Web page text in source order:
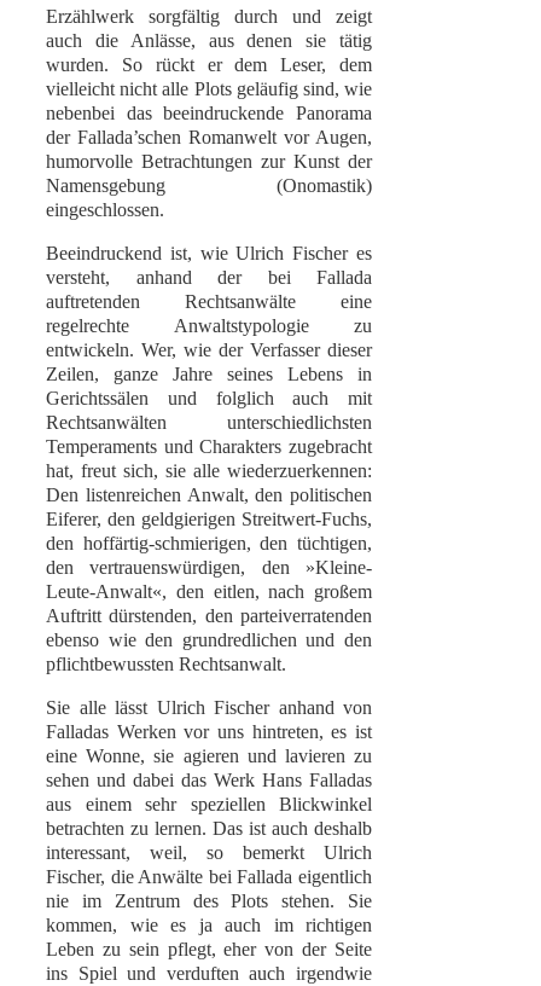
Erzählwerk sorgfältig durch und zeigt
auch die Anlässe, aus denen sie tätig
wurden. So rückt er dem Leser, dem
vielleicht nicht alle Plots geläufig sind, wie
nebenbei das beeindruckende Panorama
der Fallada’schen Romanwelt vor Augen,
humorvolle Betrachtungen zur Kunst der
Namensgebung (Onomastik)
eingeschlossen.
Beeindruckend ist, wie Ulrich Fischer es
versteht, anhand der bei Fallada
auftretenden Rechtsanwälte eine
regelrechte Anwaltstypologie zu
entwickeln. Wer, wie der Verfasser dieser
Zeilen, ganze Jahre seines Lebens in
Gerichtssälen und folglich auch mit
Rechtsanwälten unterschiedlichsten
Temperaments und Charakters zugebracht
hat, freut sich, sie alle wiederzuerkennen:
Den listenreichen Anwalt, den politischen
Eiferer, den geldgierigen Streitwert-Fuchs,
den hoffärtig-schmierigen, den tüchtigen,
den vertrauenswürdigen, den »Kleine-
Leute-Anwalt«, den eitlen, nach großem
Auftritt dürstenden, den parteiverratenden
ebenso wie den grundredlichen und den
pflichtbewussten Rechtsanwalt.
Sie alle lässt Ulrich Fischer anhand von
Falladas Werken vor uns hintreten, es ist
eine Wonne, sie agieren und lavieren zu
sehen und dabei das Werk Hans Falladas
aus einem sehr speziellen Blickwinkel
betrachten zu lernen. Das ist auch deshalb
interessant, weil, so bemerkt Ulrich
Fischer, die Anwälte bei Fallada eigentlich
nie im Zentrum des Plots stehen. Sie
kommen, wie es ja auch im richtigen
Leben zu sein pflegt, eher von der Seite
ins Spiel und verduften auch irgendwie